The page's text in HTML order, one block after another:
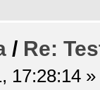
/ Re:
17:28:14 »